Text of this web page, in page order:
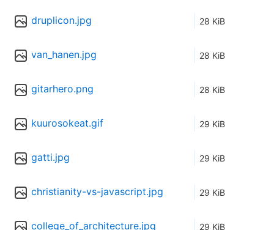
druplicon.jpg 28 KiB
van_hanen.jpg 28 KiB
gitarhero.png 28 KiB
kuurosokeat.gif 29 KiB
gatti.jpg 29 KiB
christianity-vs-javascript.jpg 29 KiB
college_of_architecture.jpg 29 KiB